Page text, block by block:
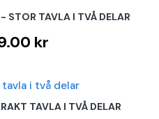
STOR TAVLA I TVÅ DELAR
kr
TAVLA I TVÅ DELAR